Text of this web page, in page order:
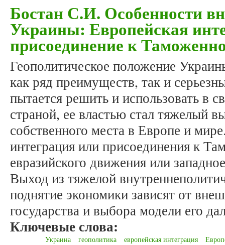
Бостан С.И. Особенности
Украины: Европейская
присоединение к
Геополитическое положение
как ряд преимуществ, так и
пытается решить и использовать в
страной, ее властью стал тяжелый
собственного места в Европе и
интеграция или присоединения к
евразийского движения или
Выход из тяжелой
поднятие экономики зависят от
государства и выбора модели его
Ключевые слова:
Украина геополитика европейская интеграция